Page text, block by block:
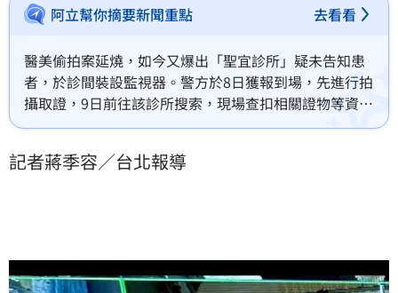
阿立幫你摘要新聞重點 去看看
醫美偷拍案延燒，如今又爆出「聖宜診所」疑未告知患
者，於診間裝設監視器。警方於8日獲報到場，先進行拍
攝取證，9日前往該診所搜索，現場查扣相關證物等資
料，並帶回該店李姓負責人偵訊，訊後將依妨害秘密、
大聲明，表示已主動配合檢警進行調查，所有聖宜顧客
記者蔣季容／台北報導